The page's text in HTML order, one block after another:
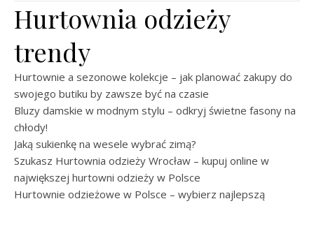
Hurtownia odzieży
trendy
Hurtownie a sezonowe kolekcje – jak planować zakupy do
swojego butiku by zawsze być na czasie
Bluzy damskie w modnym stylu – odkryj świetne fasony na
chłody!
Jaką sukienkę na wesele wybrać zimą?
Szukasz Hurtownia odzieży Wrocław – kupuj online w
największej hurtowni odzieży w Polsce
Hurtownie odzieżowe w Polsce – wybierz najlepszą